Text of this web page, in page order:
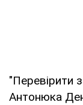
"Перевірити
Антонюка